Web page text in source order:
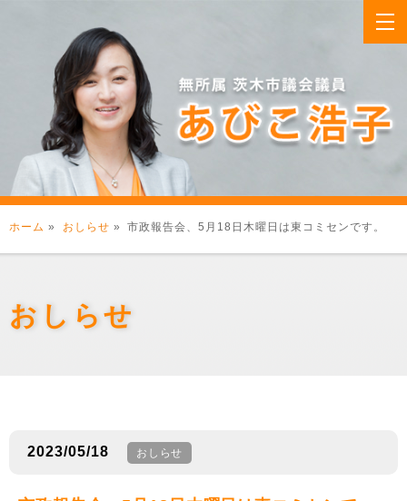
ホーム » おしらせ » 市政報告会、5月18日木曜日は東コミセンです。
おしらせ
2023/05/18 おしらせ